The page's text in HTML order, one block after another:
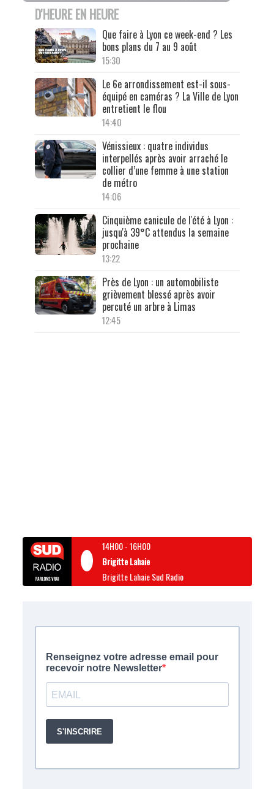
D'HEURE EN HEURE
Que faire à Lyon ce week-end ? Les
bons plans du 7 au 9 août
15:30
Le 6e arrondissement est-il sous-
équipé en caméras ? La Ville de Lyon
entretient le flou
14:40
Vénissieux : quatre individus
interpellés après avoir arraché le
collier d’une femme à une station
de métro
14:06
Cinquième canicule de l'été à Lyon :
jusqu'à 39°C attendus la semaine
prochaine
13:22
Près de Lyon : un automobiliste
grièvement blessé après avoir
percuté un arbre à Limas
12:45
14H00-16H00
Brigitte Lahaie
Brigitte Lahaie Sud Radio